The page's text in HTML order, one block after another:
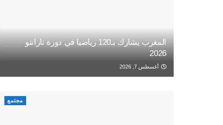
المغرب يشارك بـ120 رياضيا في دورة تارانتو
2026
أغسطس 7, 2026
مجتمع